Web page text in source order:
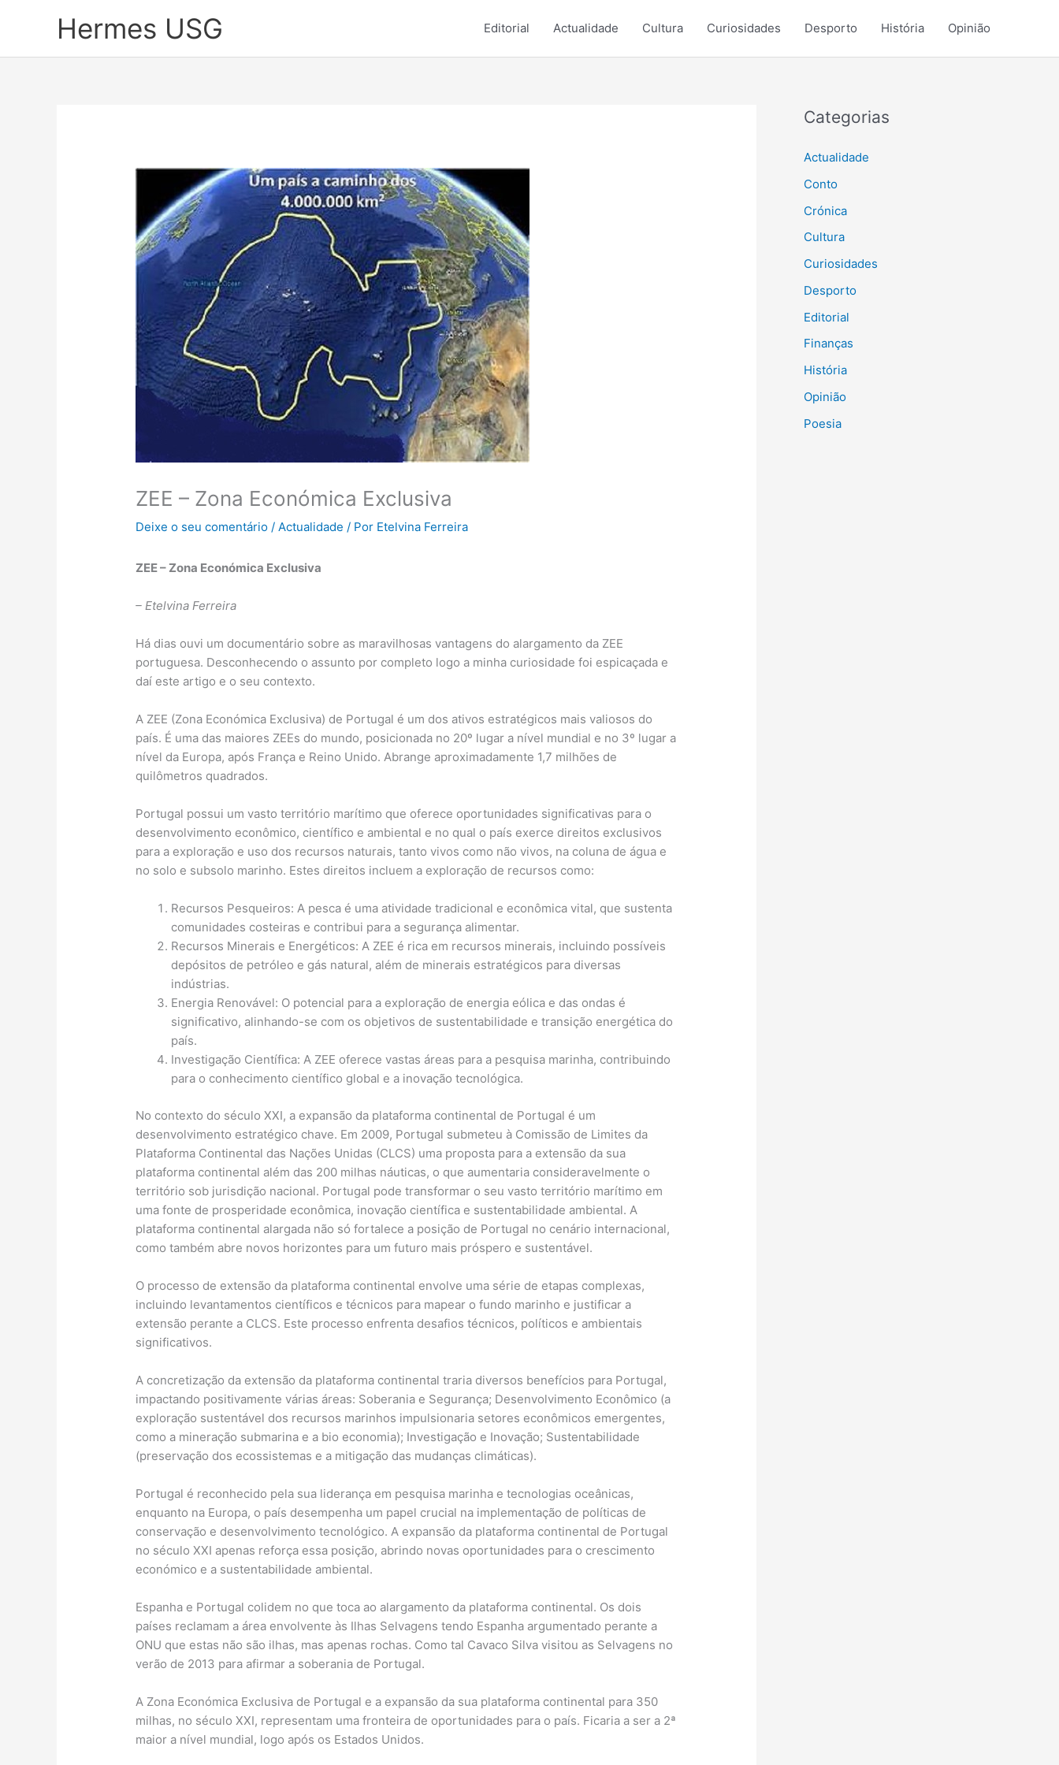
Hermes USG Editorial Actualidade Cultura Curiosidades Desporto História Opinião
ZEE – Zona Económica Exclusiva
Deixe o seu comentário /Actualidade / Por Etelvina Ferreira
ZEE – Zona Económica Exclusiva
– Etelvina Ferreira
Há dias ouvi um documentário sobre as maravilhosas vantagens do alargamento da ZEE
portuguesa. Desconhecendo o assunto por completo logo a minha curiosidade foi espicaçada e
daí este artigo e o seu contexto.
A ZEE (Zona Económica Exclusiva) de Portugal é um dos ativos estratégicos mais valiosos do
país. É uma das maiores ZEEs do mundo, posicionada no 20º lugar a nível mundial e no 3º lugar a
nível da Europa, após França e Reino Unido. Abrange aproximadamente 1,7 milhões de
quilômetros quadrados.
Portugal possui um vasto território marítimo que oferece oportunidades significativas para o
desenvolvimento econômico, científico e ambiental e no qual o país exerce direitos exclusivos
para a exploração e uso dos recursos naturais, tanto vivos como não vivos, na coluna de água e
no solo e subsolo marinho. Estes direitos incluem a exploração de recursos como:
Recursos Pesqueiros: A pesca é uma atividade tradicional e econômica vital, que sustenta
comunidades costeiras e contribui para a segurança alimentar.
Recursos Minerais e Energéticos: A ZEE é rica em recursos minerais, incluindo possíveis
depósitos de petróleo e gás natural, além de minerais estratégicos para diversas
indústrias.
Energia Renovável: O potencial para a exploração de energia eólica e das ondas é
significativo, alinhando-se com os objetivos de sustentabilidade e transição energética do
país.
Investigação Científica: A ZEE oferece vastas áreas para a pesquisa marinha, contribuindo
para o conhecimento científico global e a inovação tecnológica.
No contexto do século XXI, a expansão da plataforma continental de Portugal é um
desenvolvimento estratégico chave. Em 2009, Portugal submeteu à Comissão de Limites da
Plataforma Continental das Nações Unidas (CLCS) uma proposta para a extensão da sua
plataforma continental além das 200 milhas náuticas, o que aumentaria consideravelmente o
território sob jurisdição nacional. Portugal pode transformar o seu vasto território marítimo em
uma fonte de prosperidade econômica, inovação científica e sustentabilidade ambiental. A
plataforma continental alargada não só fortalece a posição de Portugal no cenário internacional,
como também abre novos horizontes para um futuro mais próspero e sustentável.
O processo de extensão da plataforma continental envolve uma série de etapas complexas,
incluindo levantamentos científicos e técnicos para mapear o fundo marinho e justificar a
extensão perante a CLCS. Este processo enfrenta desafios técnicos, políticos e ambientais
significativos.
A concretização da extensão da plataforma continental traria diversos benefícios para Portugal,
impactando positivamente várias áreas: Soberania e Segurança; Desenvolvimento Econômico (a
exploração sustentável dos recursos marinhos impulsionaria setores econômicos emergentes,
como a mineração submarina e a bio economia); Investigação e Inovação; Sustentabilidade
(preservação dos ecossistemas e a mitigação das mudanças climáticas).
Portugal é reconhecido pela sua liderança em pesquisa marinha e tecnologias oceânicas,
enquanto na Europa, o país desempenha um papel crucial na implementação de políticas de
conservação e desenvolvimento tecnológico. A expansão da plataforma continental de Portugal
no século XXI apenas reforça essa posição, abrindo novas oportunidades para o crescimento
económico e a sustentabilidade ambiental.
Espanha e Portugal colidem no que toca ao alargamento da plataforma continental. Os dois
países reclamam a área envolvente às Ilhas Selvagens tendo Espanha argumentado perante a
ONU que estas não são ilhas, mas apenas rochas. Como tal Cavaco Silva visitou as Selvagens no
verão de 2013 para afirmar a soberania de Portugal.
A Zona Económica Exclusiva de Portugal e a expansão da sua plataforma continental para 350
milhas, no século XXI, representam uma fronteira de oportunidades para o país. Ficaria a ser a 2ª
maior a nível mundial, logo após os Estados Unidos.
Categorias
Actualidade
Conto
Crónica
Cultura
Curiosidades
Desporto
Editorial
Finanças
História
Opinião
Poesia